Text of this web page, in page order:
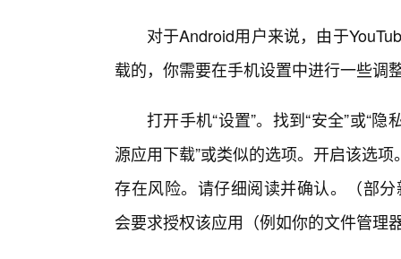
对于Android用户来说，由于
载的，你需要在手机设置中进行一些调
打开手机“设置”。找到“安全”或“隐
源应用下载”或类似的选项。开启该选
存在风险。请仔细阅读并确认。（部
会要求授权该应用（例如你的文件管理